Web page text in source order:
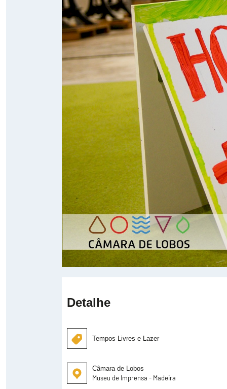
Detalhe
Tempos Livres e Lazer
Câmara de Lobos
Museu de Imprensa - Madeira